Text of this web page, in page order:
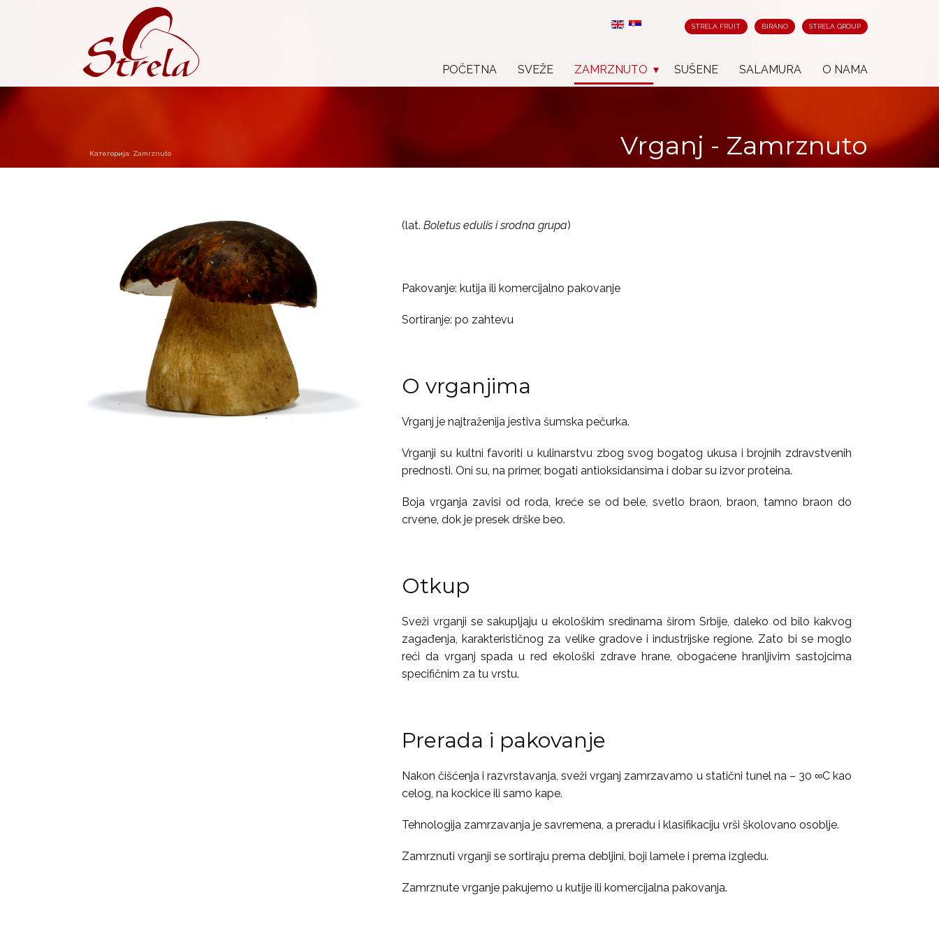
STRELA FRUIT BIRANO STRELA GROUP
POČETNA SVEŽE ZAMRZNUTO SUŠENE SALAMURA O NAMA
Vrganj - Zamrznuto
Категорија: Zamrznuto
(lat. Boletus edulis i srodna grupa)
Pakovanje: kutija ili komercijalno pakovanje
Sortiranje: po zahtevu
O vrganjima
Vrganj je najtraženija jestiva šumska pečurka.
Vrganji su kultni favoriti u kulinarstvu zbog svog bogatog ukusa i brojnih zdravstvenih
prednosti. Oni su, na primer, bogati antioksidansima i dobar su izvor proteina.
Boja vrganja zavisi od roda, kreće se od bele, svetlo braon, braon, tamno braon do
crvene, dok je presek drške beo.
Otkup
Sveži vrganji se sakupljaju u ekološkim sredinama širom Srbije, daleko od bilo kakvog
zagađenja, karakterističnog za velike gradove i industrijske regione. Zato bi se moglo
reći da vrganj spada u red ekološki zdrave hrane, obogaćene hranljivim sastojcima
specifičnim za tu vrstu.
Prerada i pakovanje
Nakon čišćenja i razvrstavanja, sveži vrganj zamrzavamo u statični tunel na – 30 ∞C kao
celog, na kockice ili samo kape.
Tehnologija zamrzavanja je savremena, a preradu i klasifikaciju vrši školovano osoblje.
Zamrznuti vrganji se sortiraju prema debljini, boji lamele i prema izgledu.
Zamrznute vrganje pakujemo u kutije ili komercijalna pakovanja.